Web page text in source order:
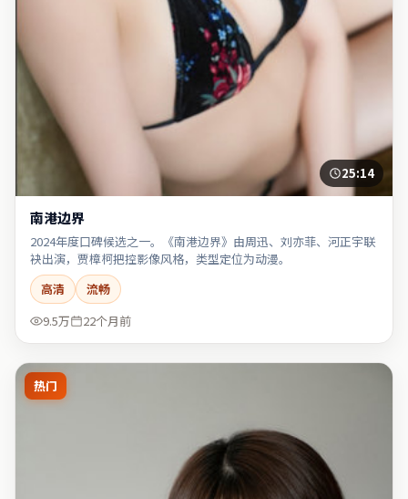
25:14
南港边界
2024年度口碑候选之一。《南港边界》由周迅、刘亦菲、河正宇联
袂出演，贾樟柯把控影像风格，类型定位为动漫。
高清
流畅
9.5万
22个月前
热门